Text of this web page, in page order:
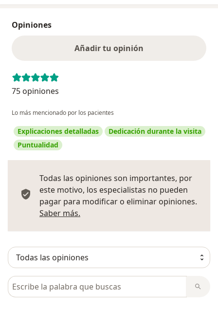
Opiniones
Añadir tu opinión
75 opiniones
Lo más mencionado por los pacientes
Explicaciones detalladas
Dedicación durante la visita
Puntualidad
Todas las opiniones son importantes, por
este motivo, los especialistas no pueden
pagar para modificar o eliminar opiniones.
Saber más.
Busca en opiniones